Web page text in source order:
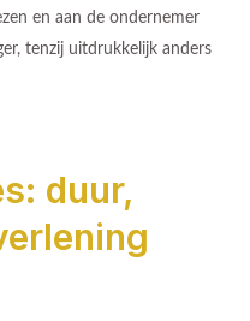
en aan de ondernemer
tenzij uitdrukkelijk anders
duur,